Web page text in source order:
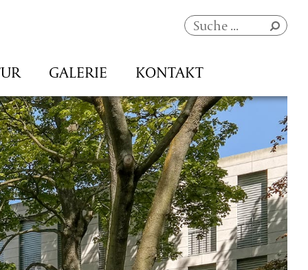
Navigation
überspringen
GALERIE KONTAKT